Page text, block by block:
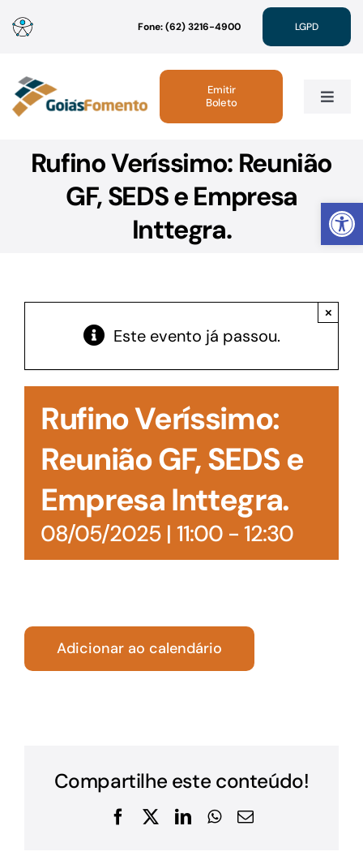
Abrir
para
conteúdo
Fone: (62) 3216-4900 LGPD
Toggle
Institucional
Linhas de Crédito
Acesso à Informação
Emitir
Boleto
Rufino Veríssimo: Reunião
GF, SEDS e Empresa
Inttegra.
Este evento já passou.
×
Rufino Veríssimo:
Reunião GF, SEDS e
Empresa Inttegra.
08/05/2025 | 11:00- 12:30
Adicionar ao calendário
Compartilhe este conteúdo!
Facebook
X LinkedInWhatsApp
E-